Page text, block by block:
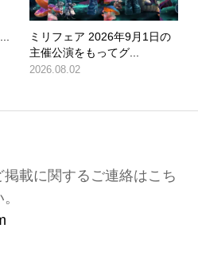
ミリフェア 2026年9月1日の
主催公演をもってグ...
2026.08.02
載に関するご連絡はこち